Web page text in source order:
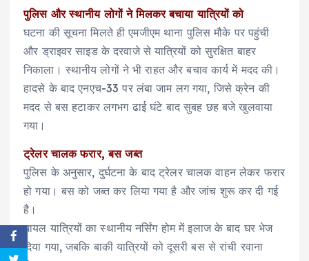
पुलिस और स्थानीय लोगों ने मिलकर बचाया यात्रियों को
घटना की सूचना मिलते ही एमजीएम थाना पुलिस मौके पर पहुंची
और ड्राइवर साइड के दरवाजे से यात्रियों को सुरक्षित बाहर
निकाला। स्थानीय लोगों ने भी राहत और बचाव कार्य में मदद की।
हादसे के बाद एनएच-33 पर लंबा जाम लग गया, जिसे क्रेन की
मदद से बस हटाकर लगभग ढाई घंटे बाद सुबह छह बजे खुलवाया
गया।
ट्रेलर चालक फरार, बस जब्त
पुलिस के अनुसार, दुर्घटना के बाद ट्रेलर चालक वाहन लेकर फरार
हो गया। बस को जब्त कर लिया गया है और जांच शुरू कर दी गई
है।
घायल यात्रियों का स्थानीय नर्सिंग होम में इलाज के बाद घर भेज
दिया गया, जबकि बाकी यात्रियों को दूसरी बस से रांची रवाना